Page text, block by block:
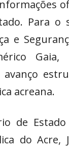
Para o
e
Gaia,
acreana.
de
do Acre,